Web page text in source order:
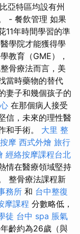
亞特區均設有州
- 餐飲管理 如果
11年時間學習的準
學院才能獲得學
教育（GME），
骨療法而言，美
當時藥物的替代
妻子和幾個孩子的
在那個病人接受
信，未來的理性醫
和手術。 大里 整
摩 西式外燴 旅行
經絡按摩課程台北
情在醫療領域堅持
整骨療法課程新
務所 和 台中整復
摩課程 分數略低，
徒 台中 spa 脹氣
齡約為26歲（與